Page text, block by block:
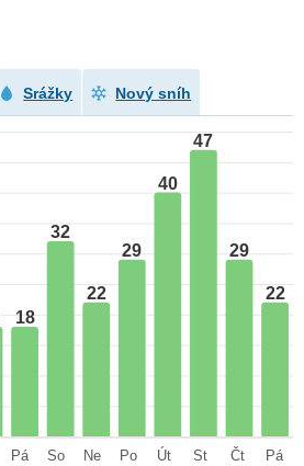
Srážky Nový sníh
18
32
22
29
40
47
29
22
Pá
So
Ne
Po
Út
St
Čt
Pá